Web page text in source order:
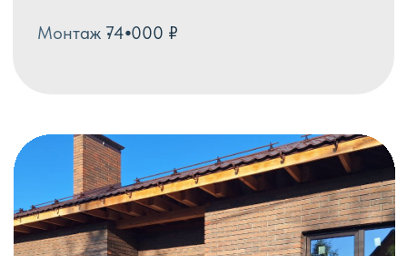
мусор после работы?
Вы работаете только в городе
или выезжаете в область?